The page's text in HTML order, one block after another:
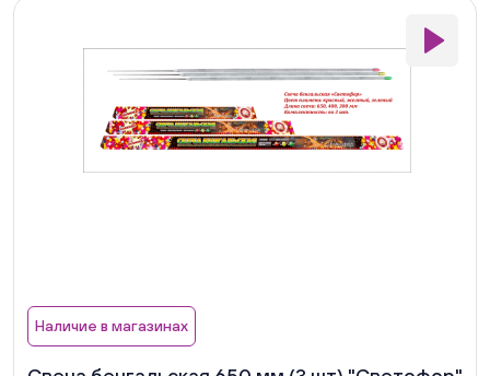
Наличие в магазинах